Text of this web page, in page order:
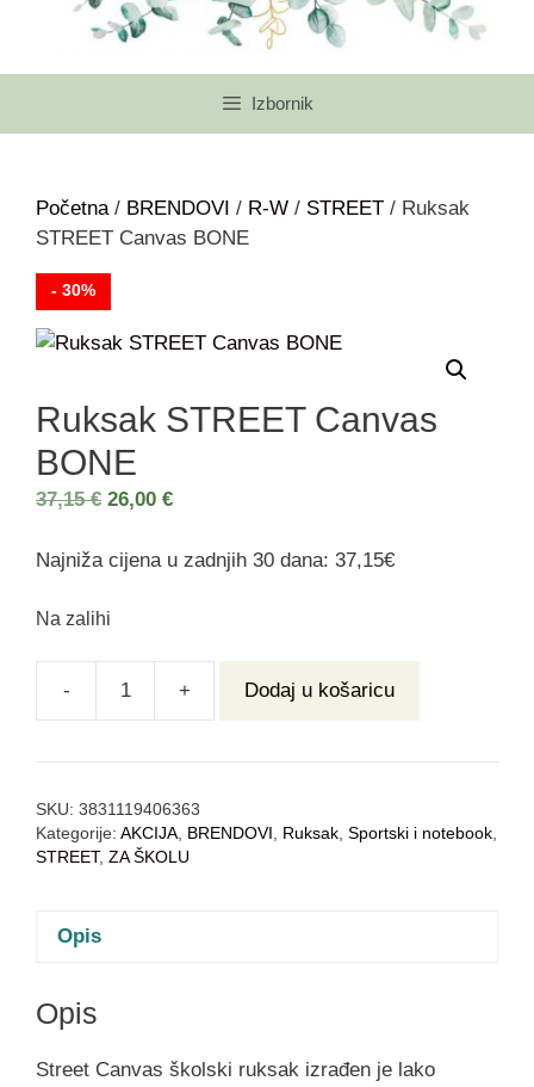
Izbornik
Početna/ BRENDOVI / R-W / STREET / Ruksak
STREET Canvas BONE
- 30%
Ruksak STREET Canvas
BONE
37,15€ 26,00 €
Najniža cijena u zadnjih 30 dana: 37,15€
Na zalihi
- + Dodaj u košaricu
SKU: 3831119406363
Kategorije: AKCIJA BRENDOVI Ruksak Sportski i notebook
STREET, ZA ŠKOLU
Opis
Opis
Street Canvas školski ruksak izrađen je lako